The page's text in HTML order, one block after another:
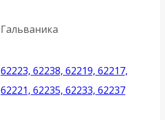
Гальваника
62223, 62238, 62219, 62217,
62221, 62235, 62233, 62237